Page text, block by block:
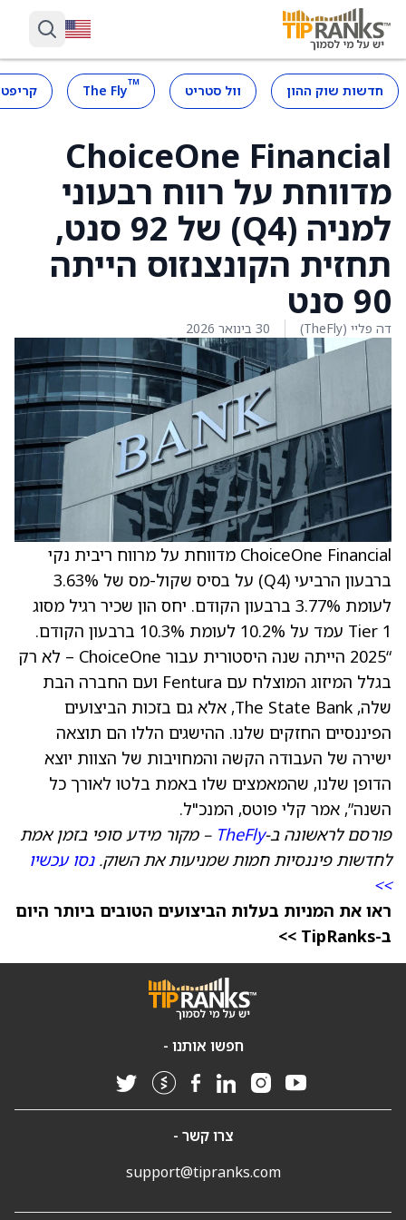
חדשות שוק ההון וול סטריט ™
The Fly
ChoiceOne Financial
מדווחת על רווח רבעוני
למניה (Q4) של 92 סנט,
תחזית הקונצנזוס הייתה
90 סנט
דה פליי (TheFly) 30 בינואר 2026
ChoiceOne Financial מדווחת על מרווח ריבית נקי
ברבעון הרביעי (Q4) על בסיס שקול-מס של 3.63%
לעומת 3.77% ברבעון הקודם. יחס הון שכיר רגיל מסוג
Tier 1 עמד על 10.2% לעומת 10.3% ברבעון הקודם.
“2025 הייתה שנה היסטורית עבור ChoiceOne – לא רק
בגלל המיזוג המוצלח עם Fentura ועם החברה הבת
שלה, The State Bank, אלא גם בזכות הביצועים
הפיננסיים החזקים שלנו. ההישגים הללו הם תוצאה
ישירה של העבודה הקשה והמחויבות של הצוות יוצא
הדופן שלנו, שהמאמצים שלו באמת בלטו לאורך כל
השנה”, אמר קלי פוטס, המנכ"ל.
פורסם לראשונה ב-TheFly – מקור מידע סופי בזמן אמת
לחדשות פיננסיות חמות שמניעות את השוק.נסו עכשיו
>>
ראו את המניות בעלות הביצועים הטובים ביותר היום
ב-TipRanks >>
חפשו אותנו -
צרו קשר -
support@tipranks.com